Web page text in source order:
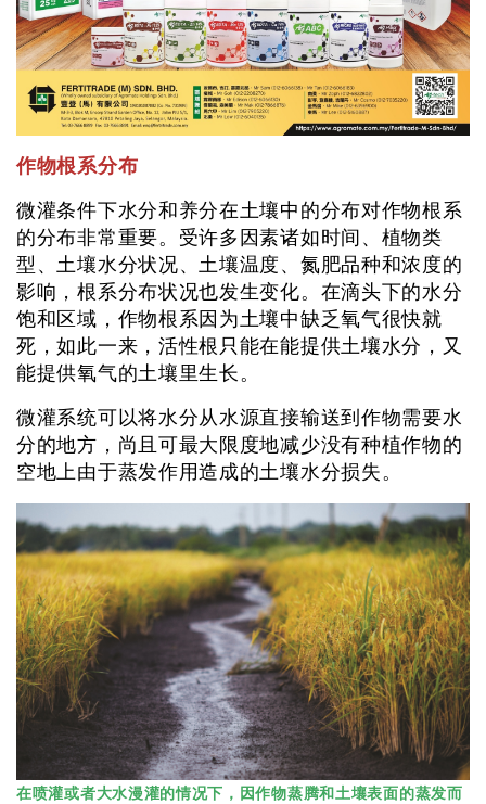
作物根系分布
微灌条件下水分和养分在土壤中的分布对作物根系
的分布非常重要。受许多因素诸如时间、植物类
型、土壤水分状况、土壤温度、氮肥品种和浓度的
影响，根系分布状况也发生变化。在滴头下的水分
饱和区域，作物根系因为土壤中缺乏氧气很快就
死，如此一来，活性根只能在能提供土壤水分，又
能提供氧气的土壤里生长。
微灌系统可以将水分从水源直接输送到作物需要水
分的地方，尚且可最大限度地减少没有种植作物的
空地上由于蒸发作用造成的土壤水分损失。
在喷灌或者大水漫灌的情况下，因作物蒸腾和土壤表面的蒸发而